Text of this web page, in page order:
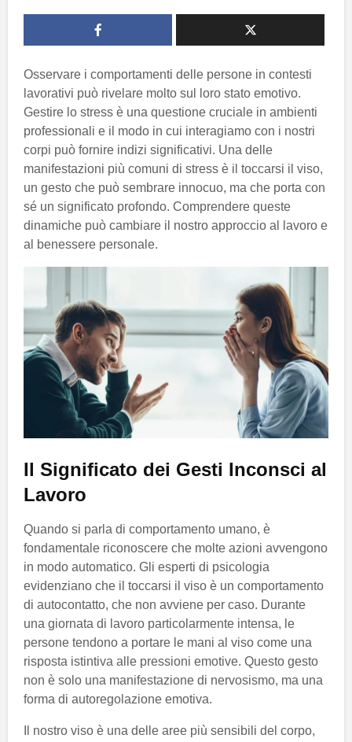
Osservare i comportamenti delle persone in contesti
lavorativi può rivelare molto sul loro stato emotivo.
Gestire lo stress è una questione cruciale in ambienti
professionali e il modo in cui interagiamo con i nostri
corpi può fornire indizi significativi. Una delle
manifestazioni più comuni di stress è il toccarsi il viso,
un gesto che può sembrare innocuo, ma che porta con
sé un significato profondo. Comprendere queste
dinamiche può cambiare il nostro approccio al lavoro e
al benessere personale.
Il Significato dei Gesti Inconsci al
Lavoro
Quando si parla di comportamento umano, è
fondamentale riconoscere che molte azioni avvengono
in modo automatico. Gli esperti di psicologia
evidenziano che il toccarsi il viso è un comportamento
di autocontatto, che non avviene per caso. Durante
una giornata di lavoro particolarmente intensa, le
persone tendono a portare le mani al viso come una
risposta istintiva alle pressioni emotive. Questo gesto
non è solo una manifestazione di nervosismo, ma una
forma di autoregolazione emotiva.
Il nostro viso è una delle aree più sensibili del corpo,